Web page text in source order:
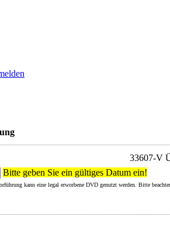
33607-V
Bitte geben Sie ein gültiges Datum ein!
kann eine legal erworbene DVD genutzt werden. Bitte